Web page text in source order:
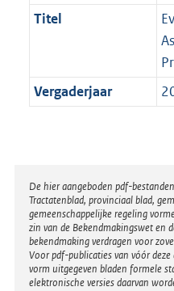
Titel
Vergaderjaar
Disclaimer
De hier aangeboden pdf-
Tractatenblad, provinciaal blad,
gemeenschappelijke regeling
zin van de Bekendmakingswet en
bekendmaking verdragen voor
Voor pdf-publicaties van vóór
vorm uitgegeven bladen formele
elektronische versies daarvan